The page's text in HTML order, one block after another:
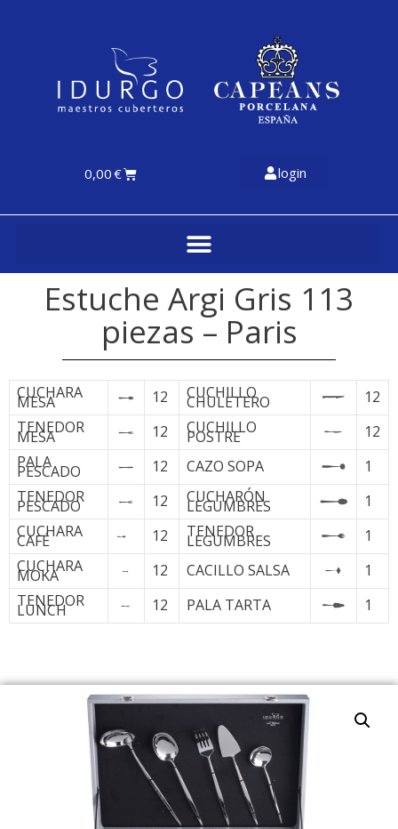
0,00€ login
Estuche Argi Gris 113
piezas – Paris
CUCHARA
MESA 12 CUCHILLO
CHULETERO
12
TENEDOR
MESA 12 CUCHILLO
POSTRE
12
PALA
PESCADO 12 CAZO SOPA
1
TENEDOR
PESCADO 12 CUCHARÓN
LEGUMBRES
1
CUCHARA
CAFÉ 12 TENEDOR
LEGUMBRES
1
CUCHARA
MOKA 12 CACILLO SALSA
1
TENEDOR
LUNCH 12 PALA TARTA 1